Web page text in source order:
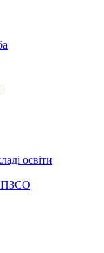
освіти
ПЗСО